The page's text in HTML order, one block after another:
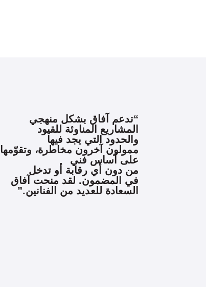
“تدعم آفاق بشكل منهجي
المشاريع المناوئة للقيود
والحدود التي يجد فيها
ممولون آخرون مخاطرة، وتقوّمها
على أساس فني
من دون أي رقابة أو تدخل
في المضمون. لقد منحت آفاق
السعادة للعديد من الفنانين.”